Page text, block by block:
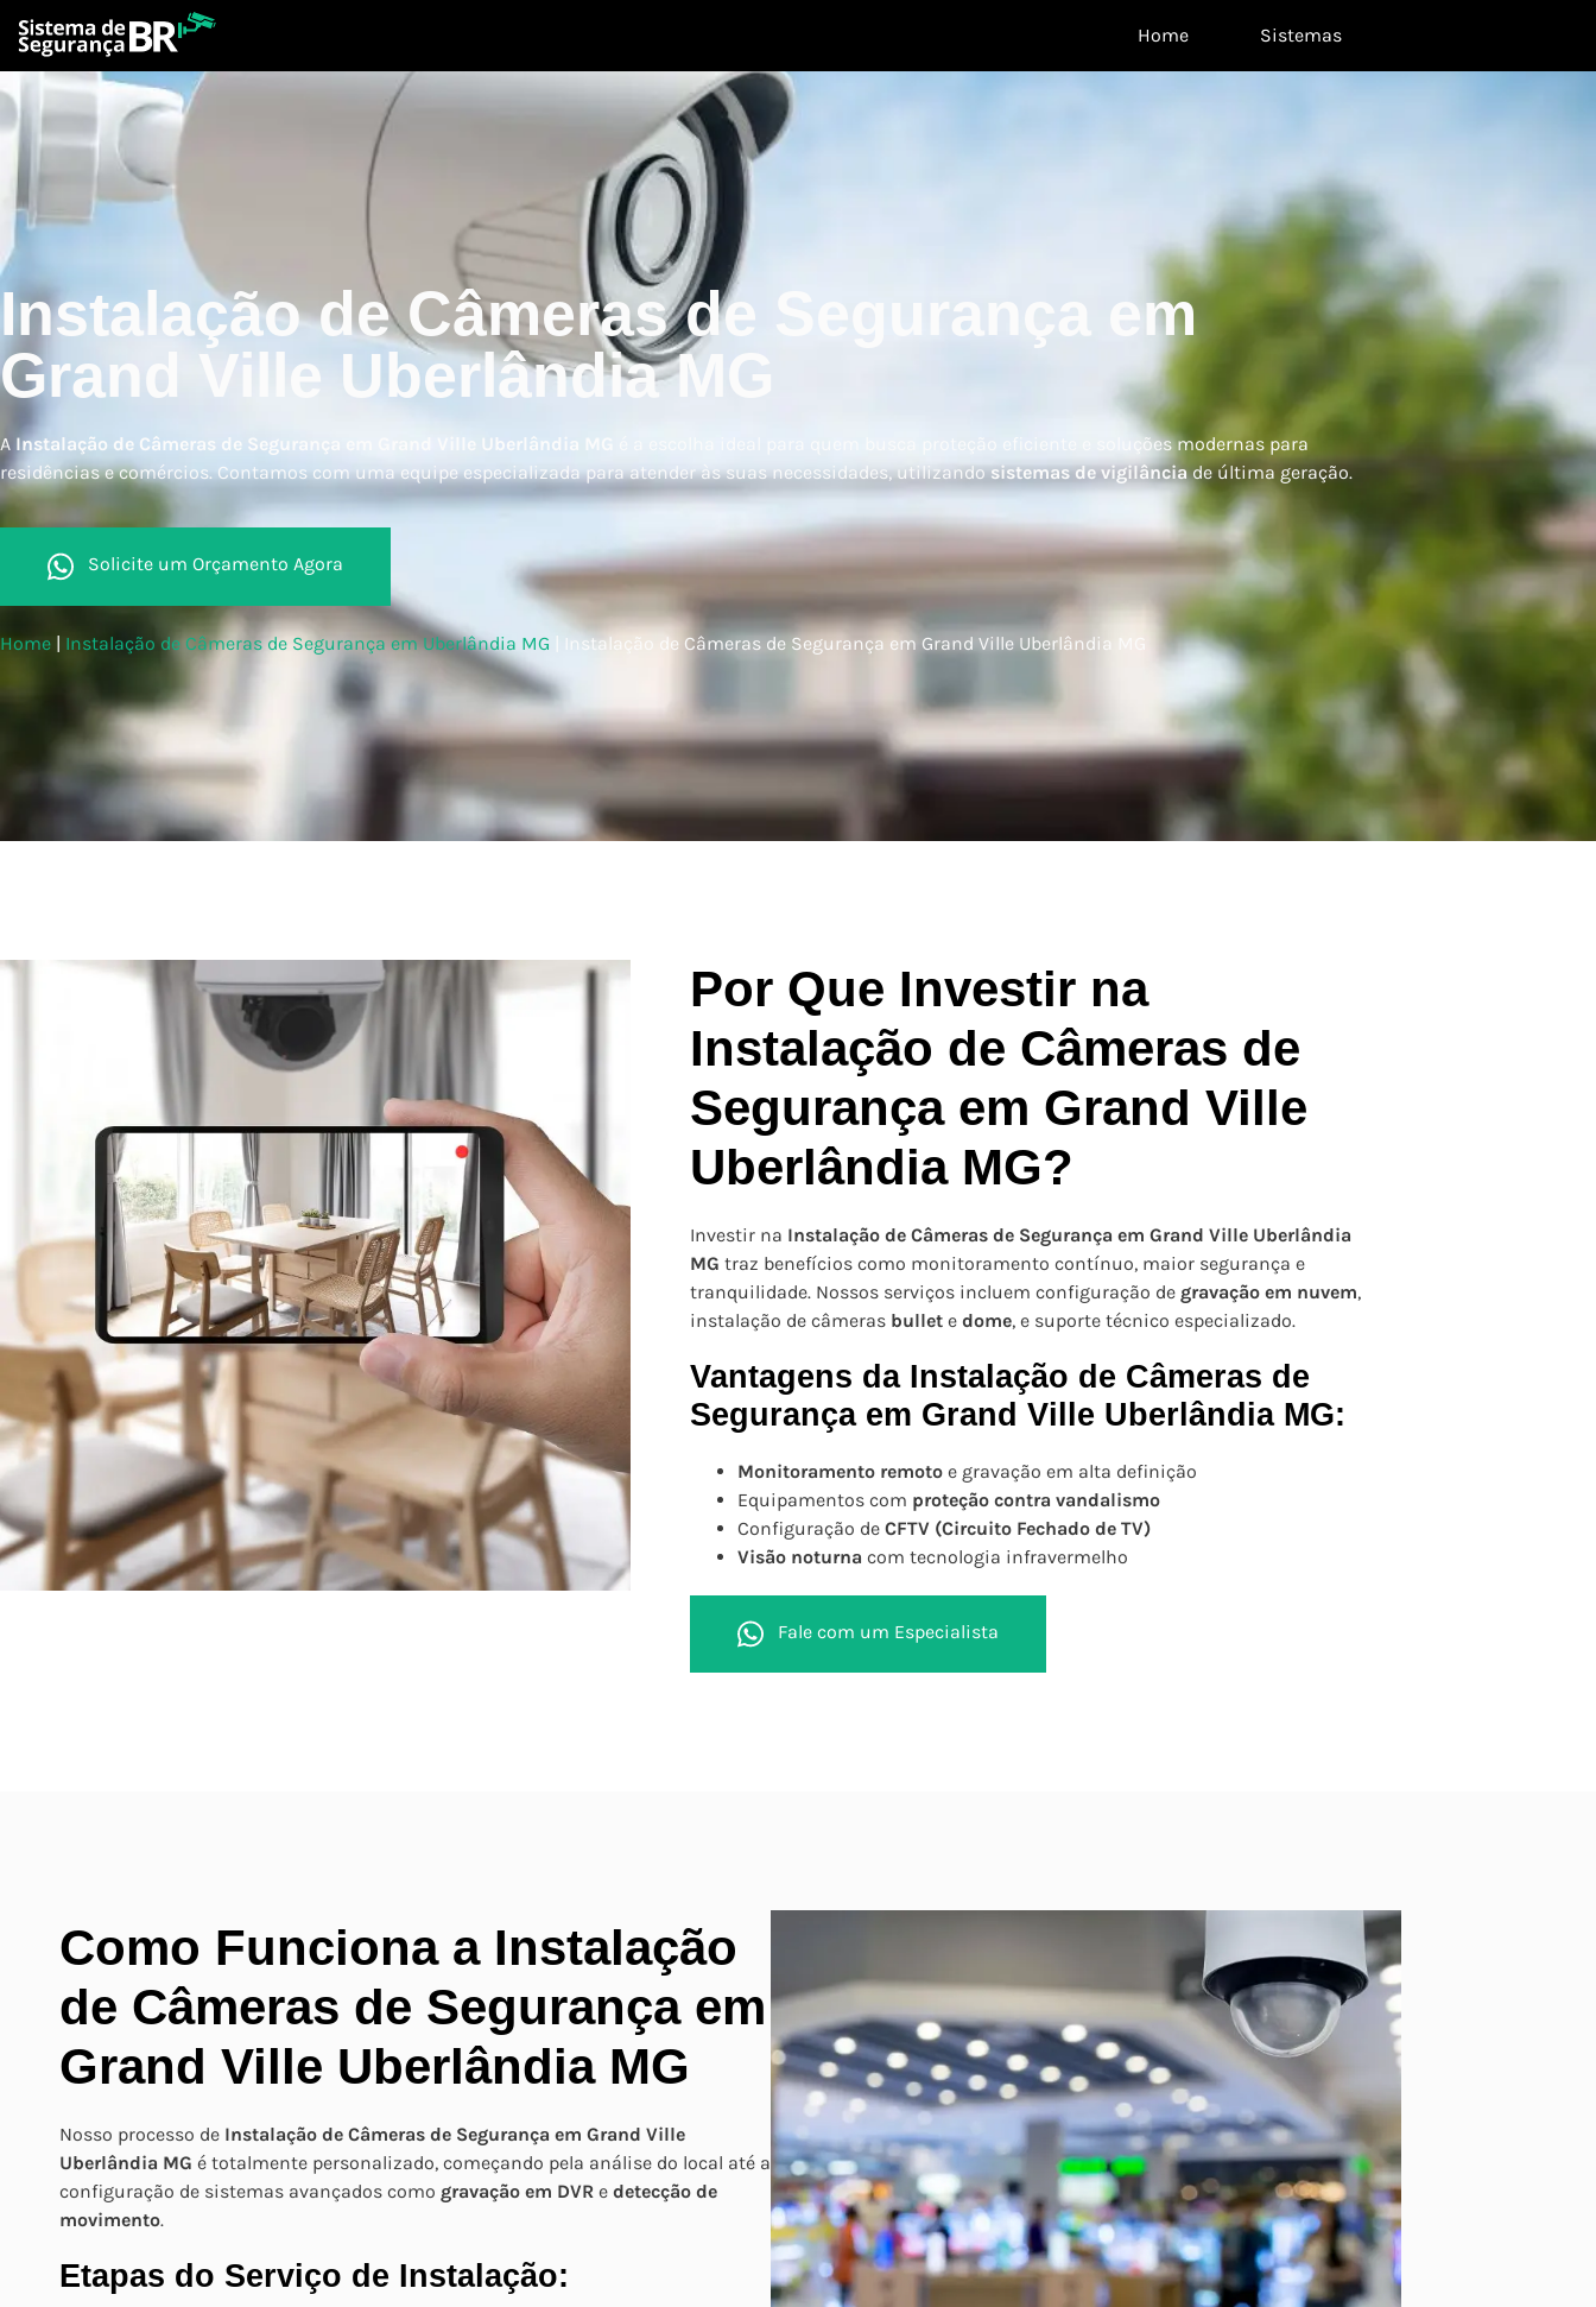
Home Sistemas
Instalação de Câmeras de Segurança em
Grand Ville Uberlândia MG
A Instalação de Câmeras de Segurança em Grand Ville Uberlândia MG
é a escolha ideal para quem busca proteção eficiente e soluções modernas para
residências e comércios. Contamos com uma equipe especializada para atender às suas necessidades, utilizandosistemas de vigilânciade última geração.
Solicite um Orçamento Agora
Home | Instalação de Câmeras de Segurança em Uberlândia MG | Instalação de Câmeras de Segurança em Grand Ville Uberlândia MG
Por Que Investir na
Instalação de Câmeras de
Segurança em Grand Ville
Uberlândia MG?
Investir na Instalação de Câmeras de Segurança em Grand Ville Uberlândia
MG traz benefícios como monitoramento contínuo, maior segurança e
tranquilidade. Nossos serviços incluem configuração de gravação em nuvem,
instalação de câmeras bullet e dome, e suporte técnico especializado.
Vantagens da Instalação de Câmeras de
Segurança em Grand Ville Uberlândia MG:
Monitoramento remoto e gravação em alta definição
Equipamentos com proteção contra vandalismo
Configuração de CFTV (Circuito Fechado de TV)
Visão noturna com tecnologia infravermelho
Fale com um Especialista
Como Funciona a Instalação
de Câmeras de Segurança em
Grand Ville Uberlândia MG
Nosso processo de Instalação de Câmeras de Segurança em Grand Ville
Uberlândia MG é totalmente personalizado, começando pela análise do local até a
configuração de sistemas avançados como gravação em DVR e detecção de
movimento.
Etapas do Serviço de Instalação: